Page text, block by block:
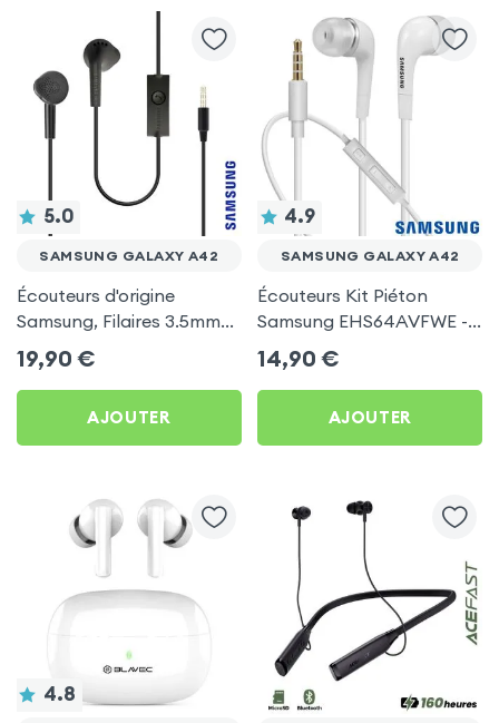
5.0
SAMSUNG GALAXY A42
Écouteurs d'origine
Samsung, Filaires 3.5mm
Kit mains Libres (Service
Pack) - Noir pour
Samsung Galaxy A42
19,90 €
AJOUTER
4.9
SAMSUNG GALAXY A42
Écouteurs Kit Piéton
Samsung EHS64AVFWE -
Blanc pour Samsung
Galaxy A42
14,90 €
AJOUTER
4.8